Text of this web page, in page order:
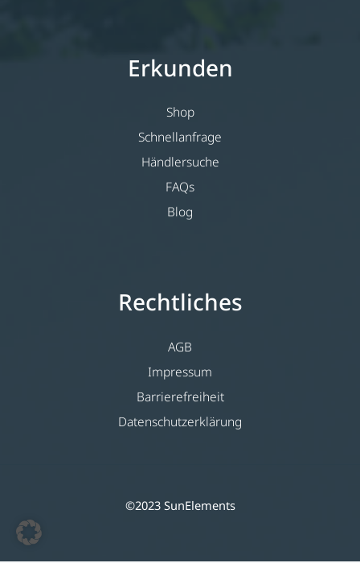
Erkunden
Shop
Schnellanfrage
Händlersuche
FAQs
Blog
Rechtliches
AGB
Impressum
Barrierefreiheit
Datenschutzerklärung
©2023 SunElements